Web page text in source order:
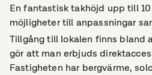
En fantastisk takhöjd upp till
möjligheter till anpassningar
Tillgång till lokalen finns bland
gör att man erbjuds
Fastigheten har bergvärme,